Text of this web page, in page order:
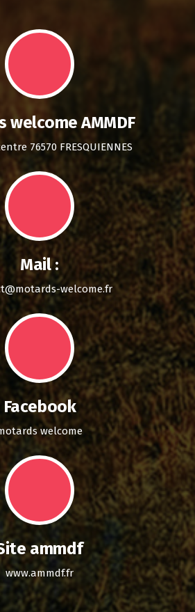
welcome AMMDF
76570 FRESQUIENNES
Mail :
welcome.fr
Facebook
welcome
ammdf
www.ammdf.fr